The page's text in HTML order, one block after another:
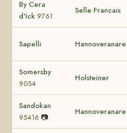
By Cera
d'Ick 9761
Selle Francais
Sapelli Hannoveranare
Somersby
9054
Holsteiner
Sandokan
95416 📷
Hannoveranare